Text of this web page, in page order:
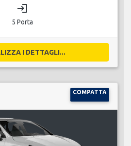
login
5 Porta
I DETTAGLI...
COMPATTA